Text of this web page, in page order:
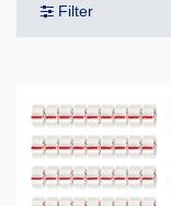
Filter